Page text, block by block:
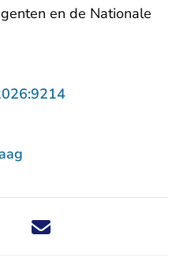
en de Nationale
- U verlaat
Deel dit nieuwsbericht via X -
Deel dit nieuwsbericht via
Deel dit nieuwsbericht
Deel dit